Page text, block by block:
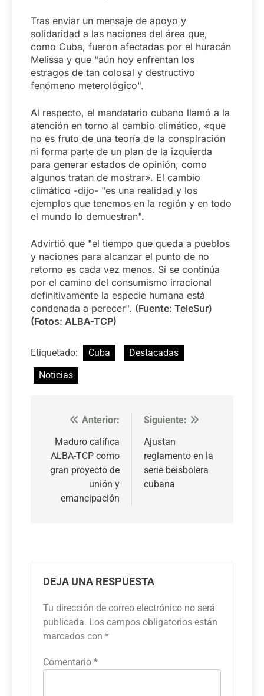
Tras enviar un mensaje de apoyo y
solidaridad a las naciones del área que,
como Cuba, fueron afectadas por el huracán
Melissa y que "aún hoy enfrentan los
estragos de tan colosal y destructivo
fenómeno meterológico".
Al respecto, el mandatario cubano llamó a la
atención en torno al cambio climático, «que
no es fruto de una teoría de la conspiración
ni forma parte de un plan de la izquierda
para generar estados de opinión, como
algunos tratan de mostrar». El cambio
climático -dijo- "es una realidad y los
ejemplos que tenemos en la región y en todo
el mundo lo demuestran".
Advirtió que "el tiempo que queda a pueblos
y naciones para alcanzar el punto de no
retorno es cada vez menos. Si se continúa
por el camino del consumismo irracional
definitivamente la especie humana está
condenada a perecer". (Fuente: TeleSur)
(Fotos: ALBA-TCP)
Etiquetado: Cuba
Destacadas
Noticias
Navegación
de
entradas
Anterior:
Maduro califica
ALBA-TCP como
gran proyecto de
unión y
emancipación
Siguiente:
Ajustan
reglamento en la
serie beisbolera
cubana
DEJA UNA RESPUESTA
Tu dirección de correo electrónico no será
publicada. Los campos obligatorios están
marcados con *
Comentario *